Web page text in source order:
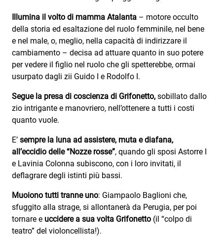
Illumina il volto di mamma Atalanta – motore occulto
della storia ed esaltazione del ruolo femminile, nel bene
e nel male, o, meglio, nella capacità di indirizzare il
cambiamento – decisa ad attuare quanto in suo potere
per vedere il figlio nel ruolo che gli spetterebbe, ormai
usurpato dagli zii Guido I e Rodolfo I.
Segue la presa di coscienza di Grifonetto, sobillato dallo
zio intrigante e manovriero, nell’ottenere a tutti i costi
quanto vuole.
E’ sempre la luna ad assistere, muta e diafana,
all’eccidio delle “Nozze rosse”, quando gli sposi Astorre I
e Lavinia Colonna subiscono, con i loro invitati, il
deflagrare degli istinti più bassi.
Muoiono tutti tranne uno: Giampaolo Baglioni che,
sfuggito alla strage, si allontanerà da Perugia, per poi
tornare e uccidere a sua volta Grifonetto (il “colpo di
teatro” del violoncellista!).